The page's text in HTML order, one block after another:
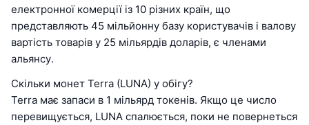
електронної комерції із 10 різних країн, що
представляють 45 мільйонну базу користувачів і валову
вартість товарів у 25 мільярдів доларів, є членами
альянсу.
Скільки монет Terra (LUNA) у обігу?
Terra має запаси в 1 мільярд токенів. Якщо це число
перевищується, LUNA спалюється, поки не повернеться